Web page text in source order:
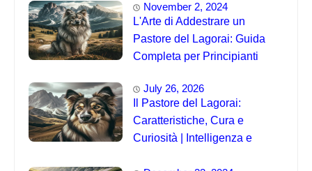
November 2, 2024
L'Arte di Addestrare un
Pastore del Lagorai: Guida
Completa per Principianti
July 26, 2026
Il Pastore del Lagorai:
Caratteristiche, Cura e
Curiosità | Intelligenza e